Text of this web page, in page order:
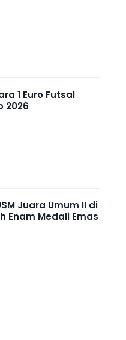
1 Euro Futsal
2026
Juara Umum II di
Enam Medali Emas